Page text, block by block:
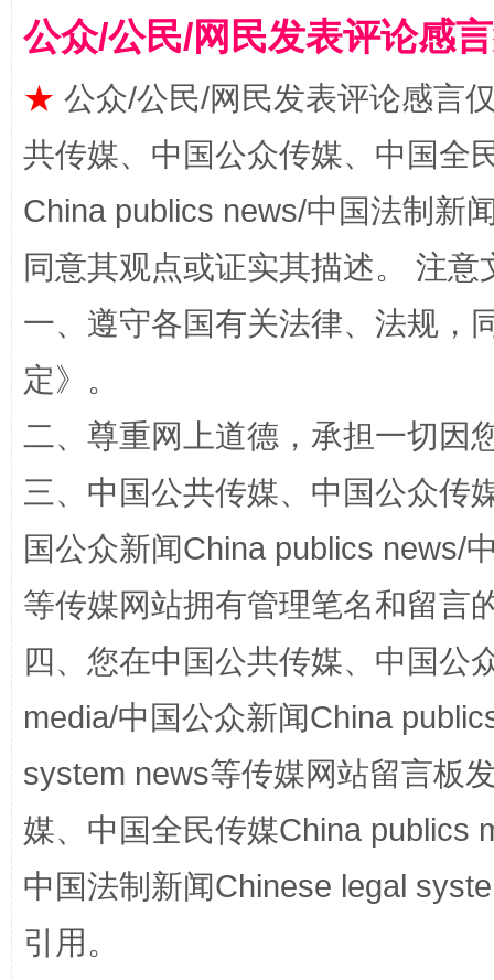
漫山遍野的桃花与雪山、麦地、白藏房 除
公众/公民/网民发表评论感
★ 公众/公民/网民发表评论感言
共传媒、中国公众传媒、中国全
China publics news/中国法制新
同意其观点或证实其描述。 注
一、遵守各国有关法律、法规，
定》。
二、尊重网上道德，承担一切因
三、中国公共传媒、中国公众传
国公众新闻China publics news/
等传媒网站拥有管理笔名和留言
四、您在中国公共传媒、中国公
media/中国公众新闻China
system news等传媒网站留言板
媒、中国全民传媒China publics
中国法制新闻Chinese legal
引用。